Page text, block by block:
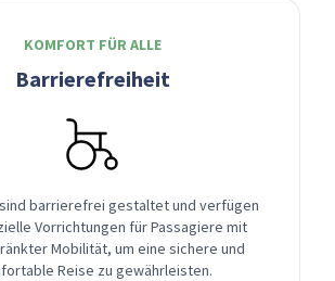
KOMFORT FÜR ALLE
Barrierefreiheit
barrierefrei gestaltet und verfügen
Vorrichtungen für Passagiere mit
Mobilität, um eine sichere und
Reise zu gewährleisten.